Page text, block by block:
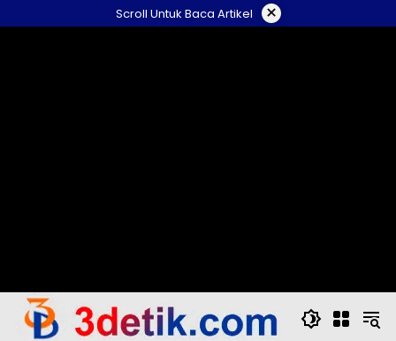
to
Scroll Untuk Baca Artikel ×